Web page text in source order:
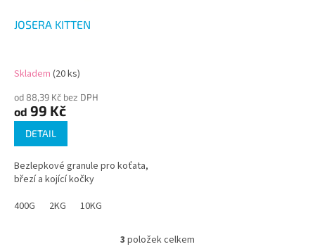
JOSERA KITTEN
Skladem (20 ks)
od 88,39 Kč bez DPH
od 99 Kč
DETAIL
Bezlepkové granule pro koťata,
březí a kojící kočky
400G
2KG 10KG
O
3 položek celkem